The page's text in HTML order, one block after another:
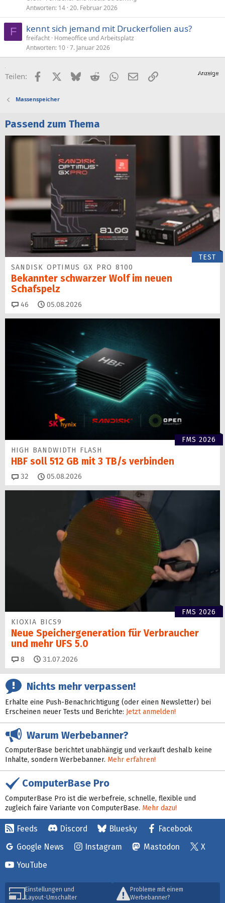
Antworten 14 20. Februar 2026
F kennt sich jemand mit Druckerfolien aus?
freifacht Homeoffice und Arbeitsplatz
Antworten 10 7. Januar 2026
Teilen: FacebookX (Twitter)
BlueskyRedditWhatsApp
E-MailLink
Massenspeicher
Passend zum Thema
TEST
SANDISK OPTIMUS GX PRO 8100
Bekannter schwarzer Wolf im neuen
Schafspelz
46 Kommentare
05.08.2026
FMS 2026
HIGH BANDWIDTH FLASH
HBF soll 512 GB mit 3 TB/s verbinden
32 Kommentare
05.08.2026
FMS 2026
KIOXIA BICS9
Neue Speichergen­eration für Verbraucher
und mehr UFS 5.0
8 Kommentare
31.07.2026
Nichts mehr verpassen!
Erhalte eine Push-Benachrichtigung (oder einen Newsletter) bei
Erscheinen neuer Tests und Berichte: Jetzt anmelden!
Warum Werbebanner?
ComputerBase berichtet unabhängig und verkauft deshalb keine
Inhalte, sondern Werbebanner. Mehr erfahren!
ComputerBase Pro
ComputerBase Pro ist die werbefreie, schnelle, flexible und
zugleich faire Variante von ComputerBase. Mehr dazu!
Feeds Discord Bluesky
Facebook
Google News
Instagram Mastodon
X
YouTube
Einstellungen und
Layout-Umschalter
Probleme mit einem
Werbebanner?